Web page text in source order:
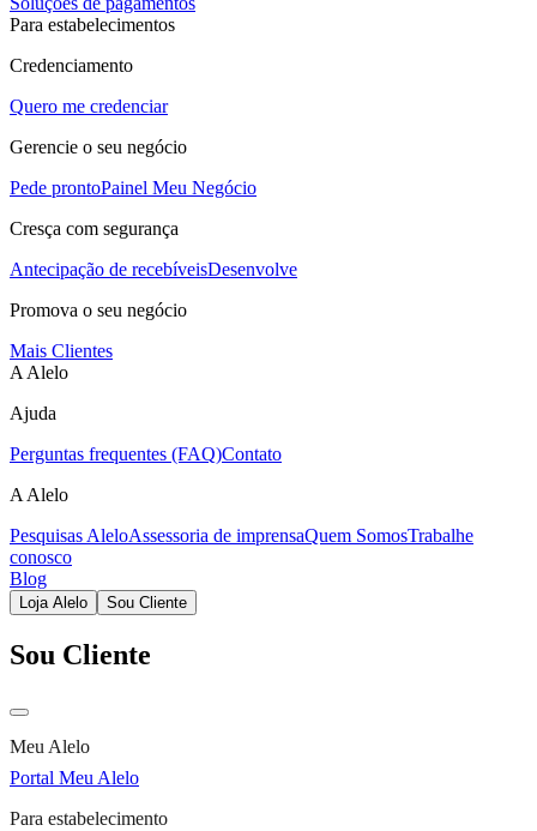
Para estabelecimentos
Credenciamento
Quero me credenciar
Gerencie o seu negócio
Pede prontoPainel Meu Negócio
Cresça com segurança
Antecipação de recebíveisDesenvolve
Promova o seu negócio
Mais Clientes
A Alelo
Ajuda
Perguntas frequentes (FAQ)Contato
A Alelo
Pesquisas AleloAssessoria de imprensaQuem SomosTrabalhe
conosco
Blog
Loja Alelo Sou Cliente
Sou Cliente
Meu Alelo
Portal Meu Alelo
Para estabelecimento